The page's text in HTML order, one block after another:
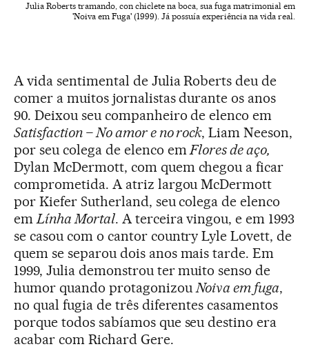
Julia Roberts tramando, con chiclete na boca, sua fuga matrimonial em
'Noiva em Fuga' (1999). Já possuía experiência na vida real.
A vida sentimental de Julia Roberts deu de
comer a muitos jornalistas durante os anos
90. Deixou seu companheiro de elenco em
Satisfaction – No amor e no rock, Liam Neeson,
por seu colega de elenco emFlores de aço,
Dylan McDermott, com quem chegou a ficar
comprometida. A atriz largou McDermott
por Kiefer Sutherland, seu colega de elenco
emLínha Mortal. A terceira vingou, e em 1993
se casou com o cantor country Lyle Lovett, de
quem se separou dois anos mais tarde. Em
1999, Julia demonstrou ter muito senso de
humor quando protagonizouNoiva em fuga,
no qual fugia de três diferentes casamentos
porque todos sabíamos que seu destino era
acabar com Richard Gere.